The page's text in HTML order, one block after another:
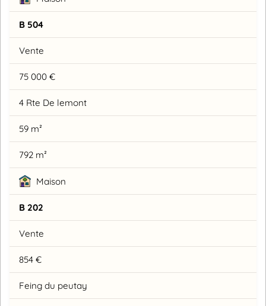
B 504
Vente
75 000 €
4 Rte De lemont
59 m²
792 m²
Maison
B 202
Vente
854 €
Feing du peutay